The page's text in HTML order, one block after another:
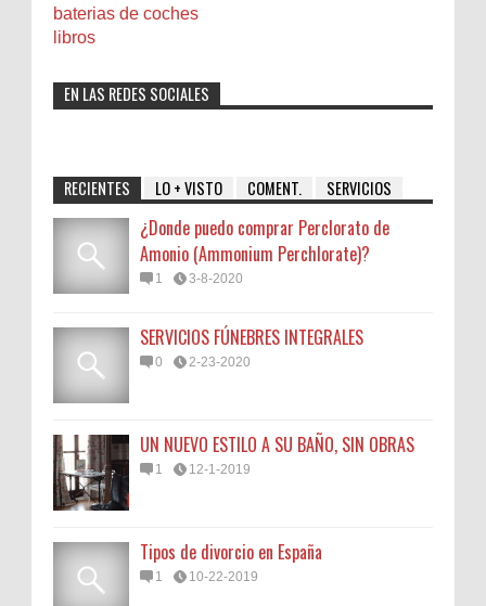
baterias de coches
libros
EN LAS REDES SOCIALES
RECIENTES LO + VISTO COMENT. SERVICIOS
¿Donde puedo comprar Perclorato de
Amonio (Ammonium Perchlorate)?
1 3-8-2020
SERVICIOS FÚNEBRES INTEGRALES
0 2-23-2020
UN NUEVO ESTILO A SU BAÑO, SIN OBRAS
1 12-1-2019
Tipos de divorcio en España
1 10-22-2019